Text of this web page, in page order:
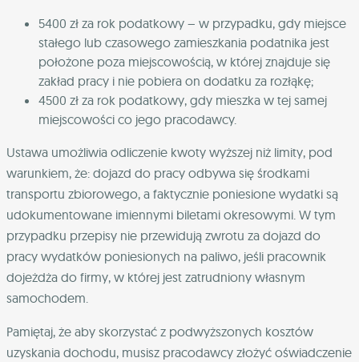
5400 zł za rok podatkowy – w przypadku, gdy miejsce
stałego lub czasowego zamieszkania podatnika jest
położone poza miejscowością, w której znajduje się
zakład pracy i nie pobiera on dodatku za rozłąkę;
4500 zł za rok podatkowy, gdy mieszka w tej samej
miejscowości co jego pracodawcy.
Ustawa umożliwia odliczenie kwoty wyższej niż limity, pod
warunkiem, że: dojazd do pracy odbywa się środkami
transportu zbiorowego, a faktycznie poniesione wydatki są
udokumentowane imiennymi biletami okresowymi. W tym
przypadku przepisy nie przewidują zwrotu za dojazd do
pracy wydatków poniesionych na paliwo, jeśli pracownik
dojeżdża do firmy, w której jest zatrudniony własnym
samochodem.
Pamiętaj, że aby skorzystać z podwyższonych kosztów
uzyskania dochodu, musisz pracodawcy złożyć oświadczenie